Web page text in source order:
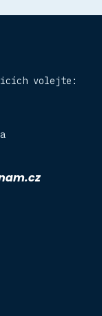
volejte: